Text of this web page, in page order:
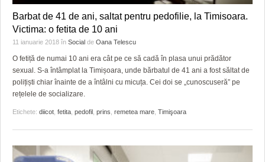
Barbat de 41 de ani, saltat pentru pedofilie, la Timisoara.
Victima: o fetita de 10 ani
11 ianuarie 2018 în Social de Oana Telescu
O fetiță de numai 10 ani era cât pe ce să cadă în plasa unui prădător
sexual. S-a întâmplat la Timișoara, unde bărbatul de 41 ani a fost săltat de
polițiști chiar înainte de a întâlni cu micuța. Cei doi se „cunoscuseră” pe
rețelele de socializare.
Etichete: diicot fetita pedofil prins remetea mare Timişoara